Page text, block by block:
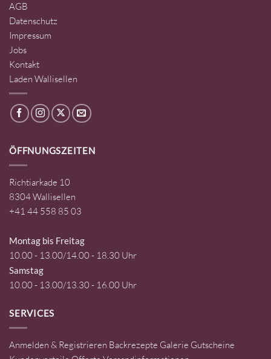
AGB
Datenschutz
Impressum
Jobs
Kontakt
Laden Wallisellen
ÖFFNUNGSZEITEN
Richtiarkade 10
8304 Wallisellen
+41 44 558 85 03
Montag bis Freitag
10.00 - 13.00/14.00 - 18.30 Uhr
Samstag
10.00 - 13.00/13.30 - 16.00 Uhr
SERVICES
Anmelden & Registrieren Backrezepte Galerie Gutscheine